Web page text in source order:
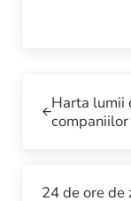
Harta lumii
24 de ore de